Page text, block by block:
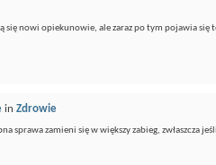
się nowi opiekunowie, ale zaraz po tym pojawia się
in Zdrowie
sprawa zamieni się w większy zabieg, zwłaszcza